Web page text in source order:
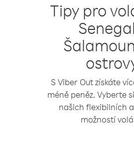
Tipy pro
S Viber Out získáte
méně peněz. Vyberte
našich flexibilních
možností